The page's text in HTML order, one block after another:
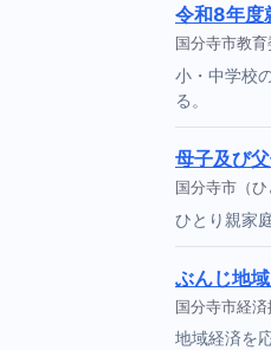
令和8年度
国分寺市教育
小・中学校
る。
母子及び
国分寺市（ひ
ひとり親家
ぶんじ地
国分寺市経
地域経済を